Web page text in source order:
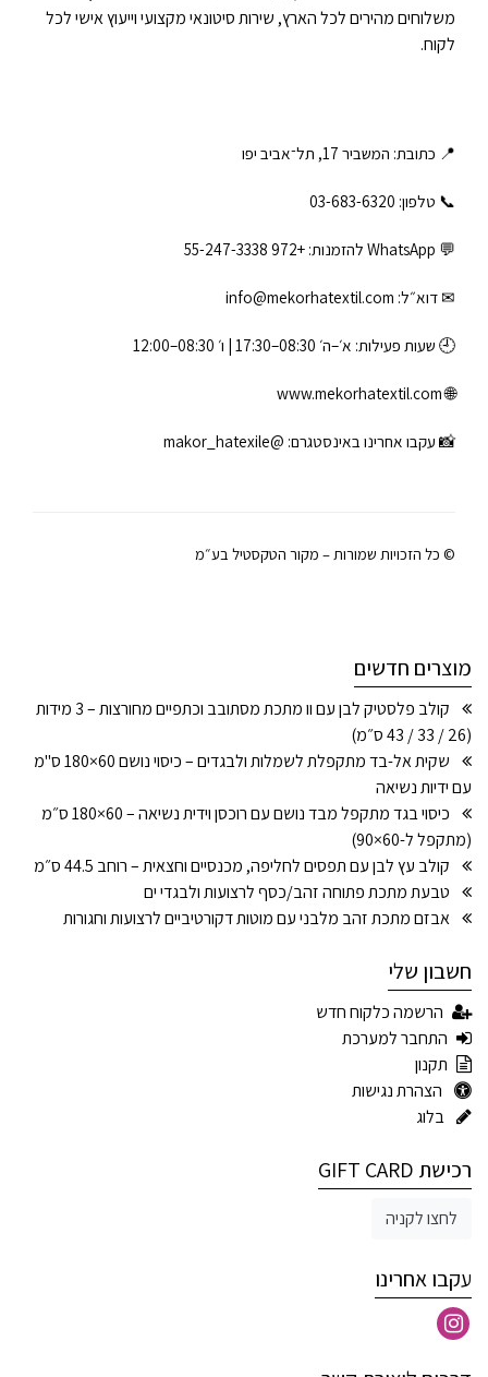
משלוחים מהירים לכל הארץ, שירות סיטונאי מקצועי וייעוץ אישי לכל
לקוח.
📍 כתובת: המשביר 17, תל־אביב יפו
📞 טלפון: ‎03-683-6320
💬 WhatsApp להזמנות: +972 55-247-3338
✉ דוא״ל: info@mekorhatextil.com
🕘 שעות פעילות: א׳–ה׳ 08:30–17:30 | ו׳ 08:30–12:00
🌐
www.mekorhatextil.com
📸 עקבו אחרינו באינסטגרם: @makor_hatexile
© כל הזכויות שמורות – מקור הטקסטיל בע״מ
מוצרים חדשים
קולב פלסטיק לבן עם וו מתכת מסתובב וכתפיים מחורצות – 3 מידות
(26 / 33 / 43 ס״מ)
שקית אל-בד מתקפלת לשמלות ולבגדים – כיסוי נושם 60×180 ס"מ
עם ידיות נשיאה
כיסוי בגד מתקפל מבד נושם עם רוכסן וידית נשיאה – 60×180 ס״מ
(מתקפל ל-60×90)
קולב עץ לבן עם תפסים לחליפה, מכנסיים וחצאית – רוחב 44.5 ס״מ
טבעת מתכת פתוחה זהב/כסף לרצועות ולבגדי ים
אבזם מתכת זהב מלבני עם מוטות דקורטיביים לרצועות וחגורות
חשבון שלי
הרשמה כלקוח חדש
התחבר למערכת
תקנון
הצהרת נגישות
בלוג
רכישת GIFT CARD
לחצו לקניה
עקבו אחרינו